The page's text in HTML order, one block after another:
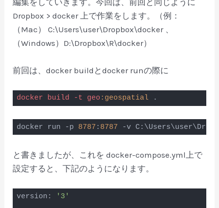
編集をしていきます。今回は、前回と同じように
Dropbox > docker 上で作業をします。（例：
（Mac） C:\Users\user\Dropbox\docker 、
（Windows）D:\Dropbox\R\docker）
前回は、docker buildとdocker runの際に
docker build -t geo :geospatial .
docker run -p 8787 : 8787 -v
と書きましたが、これを docker-compose.yml上で
設定すると、下記のようになります。
version:
'3'